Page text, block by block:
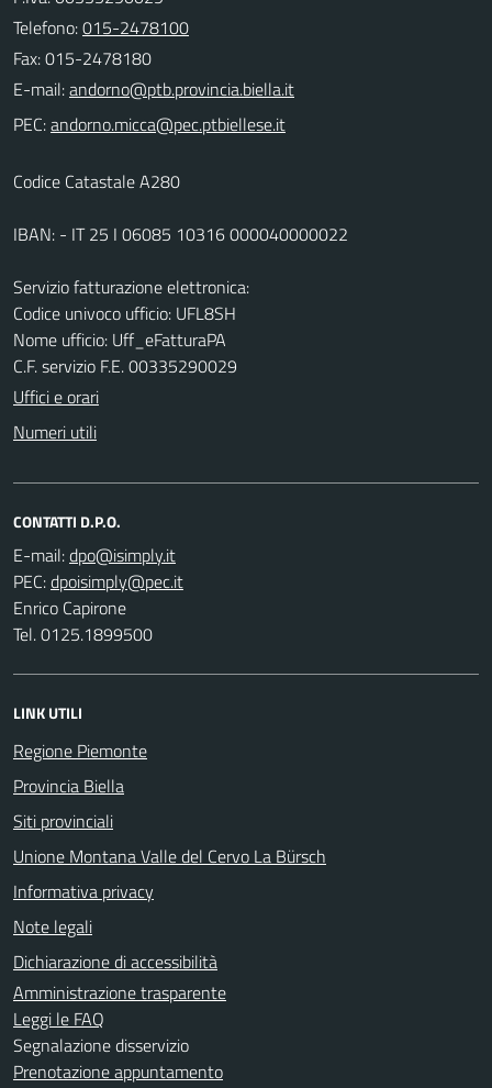
Telefono:015-2478100
Fax: 015-2478180
E-mail:
PEC:
Codice Catastale A280
IBAN: - IT 25 I 06085 10316 000040000022
Servizio fatturazione elettronica:
Codice univoco ufficio: UFL8SH
Nome ufficio: Uff_eFatturaPA
C.F. servizio F.E. 00335290029
Uffici e orari
Numeri utili
CONTATTI D.P.O.
E-mail:
PEC:
Enrico Capirone
Tel. 0125.1899500
LINK UTILI
Regione Piemonte
Provincia Biella
Siti provinciali
Unione Montana Valle del Cervo La Bürsch
Informativa privacy
Note legali
Dichiarazione di accessibilità
Amministrazione trasparente
Leggi le FAQ
Segnalazione disservizio
Prenotazione appuntamento